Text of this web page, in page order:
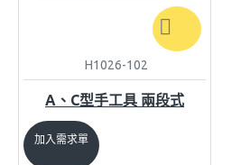
H1026-102
A、C型手工具 兩段式
加入需求單